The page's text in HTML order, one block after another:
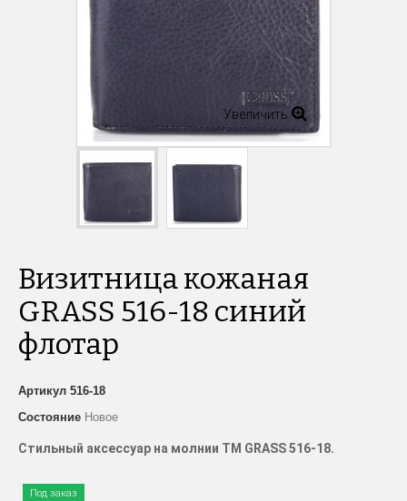
Увеличить
Визитница кожаная
GRASS 516-18 синий
флотар
Артикул 516-18
Состояние Новое
Стильный аксессуар на молнии TM GRASS51 6-18.
Под заказ